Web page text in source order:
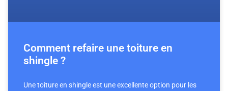
Comment refaire une toiture en
shingle ?
Une toiture en shingle est une excellente option pour les